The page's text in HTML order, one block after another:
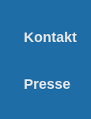
Kontakt
Presse